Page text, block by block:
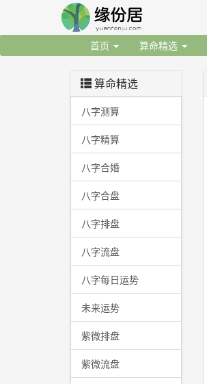
首页 算命精选
算命精选
八字测算
八字精算
八字合婚
八字合盘
八字排盘
八字流盘
八字每日运势
未来运势
紫微排盘
紫微流盘